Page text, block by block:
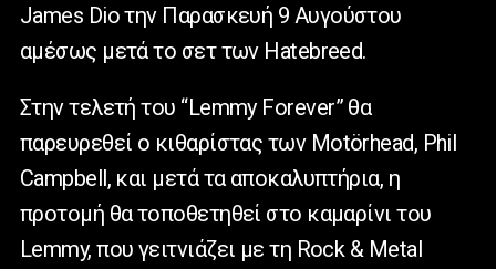
James Dio την Παρασκευή 9 Αυγούστου
αμέσως μετά το σετ των Hatebreed.
Στην τελετή του “Lemmy Forever” θα
παρευρεθεί ο κιθαρίστας των Motörhead, Phil
Campbell, και μετά τα αποκαλυπτήρια, η
προτομή θα τοποθετηθεί στο καμαρίνι του
Lemmy, που γειτνιάζει με τη Rock & Metal